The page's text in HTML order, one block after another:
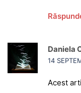
Daniela
14
Acest